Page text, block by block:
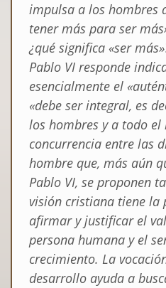
impulsa a los hombres
tener más para ser
¿qué significa «ser
Pablo VI responde
esencialmente el
«debe ser integral, es
los hombres y a todo el
concurrencia entre las
hombre que, más aún
Pablo VI, se proponen
visión cristiana tiene la
afirmar y justificar el
persona humana y el
crecimiento. La
desarrollo ayuda a